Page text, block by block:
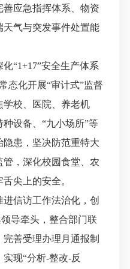
善应急指挥体系、物资
气与突发事件处置能
化“1+17”安全生产体系
态化开展“审计式”监督
校、医院、养老机
设备、“九小场所”等
患，坚决防范重特大
，深化校园食堂、农
尖上的安全。
信访工作法治化，创
导牵头，整合部门联
完善受理办理月通报制
实现“分析-整改-反